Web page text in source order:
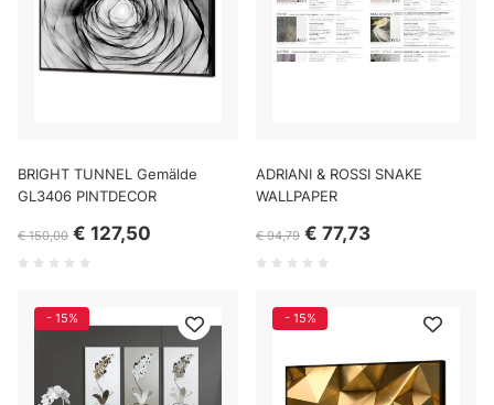
BRIGHT TUNNEL Gemälde
GL3406 PINTDECOR
€ 150,00 € 127,50
ADRIANI & ROSSI SNAKE
WALLPAPER
€ 94,79 € 77,73
- 15% - 15%